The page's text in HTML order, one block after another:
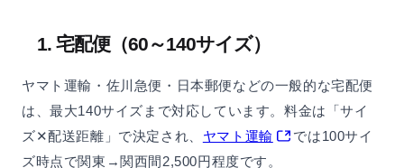
1. 宅配便（60～140サイズ）
ヤマト運輸・佐川急便・日本郵便などの一般的な宅配便
は、最大140サイズまで対応しています。料金は「サイ
ズ✕配送距離」で決定され、 ヤマト運輸
では100サイ
ズ時点で関東→関西間2,500円程度です。